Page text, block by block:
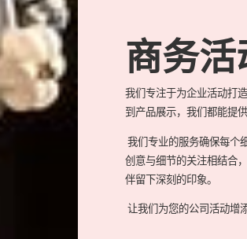
商务
我们专注于为企业活动打
到产品展示，我们都能提
我们专业的服务确保每个
创意与细节的关注相结合
伴留下深刻的印象。
让我们为您的公司活动增